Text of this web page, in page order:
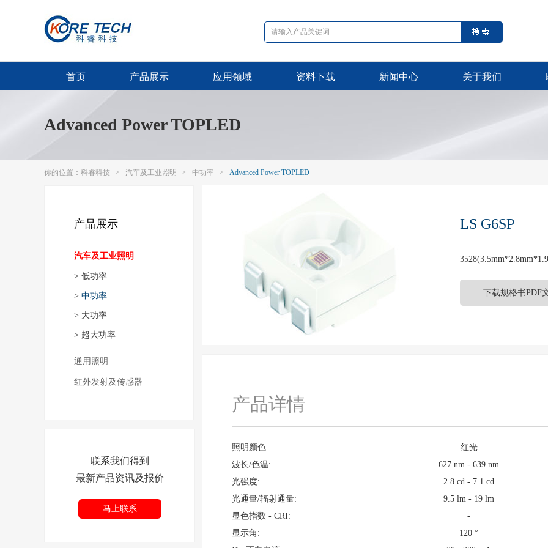
首页 产品展示 应用领域 资料下载 新闻中心 关于我们
Advanced Power TOPLED
你的位置： 科睿科技 > 汽车及工业照明 > 中功率 > Advanced Power TOPLED
产品展示
汽车及工业照明
> 低功率
> 中功率
> 大功率
> 超大功率
通用照明
红外发射及传感器
联系我们得到
最新产品资讯及报价
马上联系
LS G6SP
下载规格书PDF
产品详情
照明颜色:
红光
波长/色温:
627 nm - 639 nm
光强度:
2.8 cd - 7.1 cd
光通量/辐射通量:
9.5 lm - 19 lm
显色指数 - CRI:
-
显示角:
120 °